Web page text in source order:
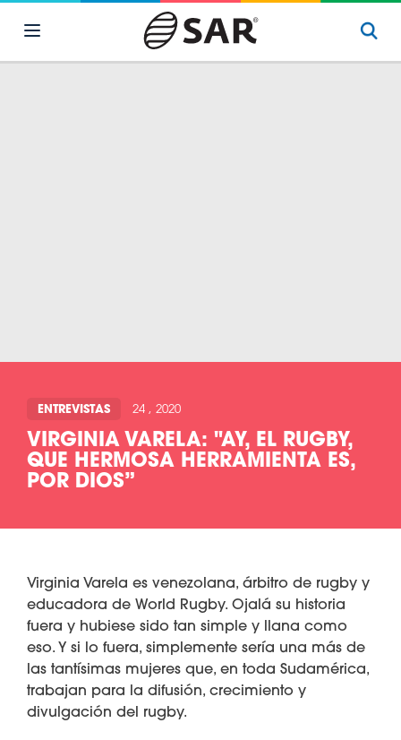
ENTREVISTAS 24 , 2020
VIRGINIA VARELA: "AY, EL RUGBY,
QUE HERMOSA HERRAMIENTA ES,
POR DIOS”
Virginia Varela es venezolana, árbitro de rugby y
educadora de World Rugby. Ojalá su historia
fuera y hubiese sido tan simple y llana como
eso. Y si lo fuera, simplemente sería una más de
las tantísimas mujeres que, en toda Sudamérica,
trabajan para la difusión, crecimiento y
divulgación del rugby.